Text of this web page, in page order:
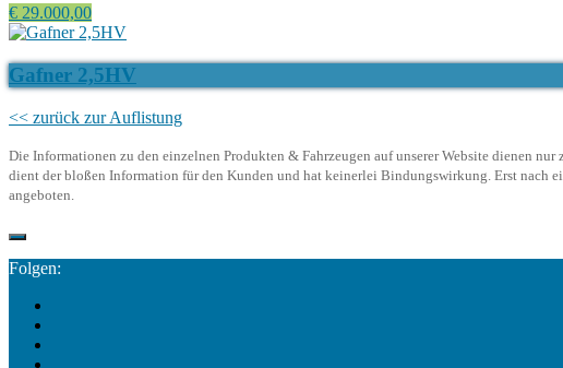
€ 29.000,00
Gafner 2,5HV
<< zurück zur Auflistung
Die Informationen zu den einzelnen Produkten & Fahrzeugen auf unserer Website dienen
dient der bloßen Information für den Kunden und hat keinerlei Bindungswirkung. Erst nach
angeboten.
Folgen: